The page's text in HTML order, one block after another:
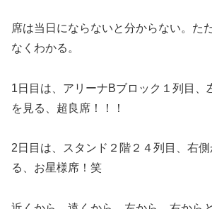
席は当日にならないと分からない。た
なくわかる。
1日目は、アリーナBブロック１列目、
を見る、超良席！！！
2日目は、スタンド２階２４列目、右
る、お星様席！笑